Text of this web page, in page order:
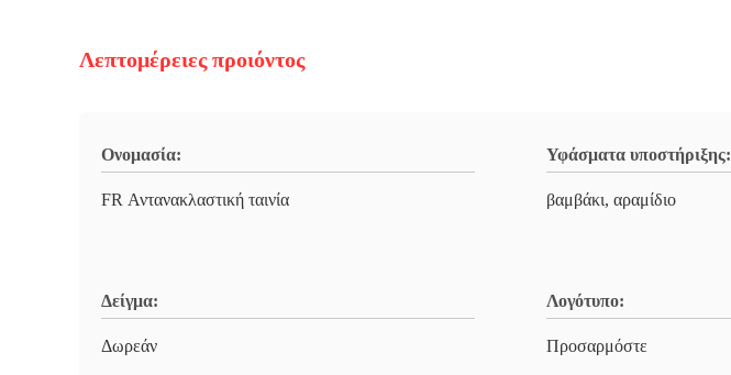
Λεπτομέρειες προιόντος
Ονομασία:
FR Αντανακλαστική ταινία
Υφάσματα υποστήριξης:
βαμβάκι, αραμίδιο
Δείγμα:
Δωρεάν
Λογότυπο:
Προσαρμόστε